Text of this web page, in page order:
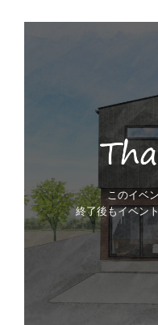
このイベ
終了後もイベン